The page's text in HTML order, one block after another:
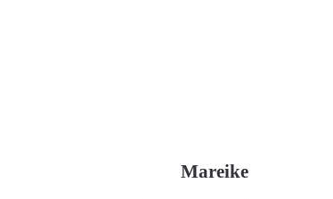
Mareike